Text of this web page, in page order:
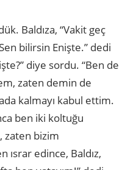
Baldıza, “Vakit geç
bilirsin Enişte.” dedi
diye sordu. “Ben de
zaten demin de
kalmayı kabul ettim.
ben iki koltuğu
zaten bizim
edince, Baldız,